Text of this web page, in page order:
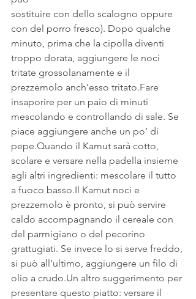
sostituire con dello scalogno oppure
con del porro fresco). Dopo qualche
minuto, prima che la cipolla diventi
troppo dorata, aggiungere le noci
tritate grossolanamente e il
prezzemolo anch’esso tritato.Fare
insaporire per un paio di minuti
mescolando e controllando di sale. Se
piace aggiungere anche un po’ di
pepe.Quando il Kamut sarà cotto,
scolare e versare nella padella insieme
agli altri ingredienti: mescolare il tutto
a fuoco basso.Il Kamut noci e
prezzemolo è pronto, si può servire
caldo accompagnando il cereale con
del parmigiano o del pecorino
grattugiati. Se invece lo si serve freddo,
si può all’ultimo, aggiungere un filo di
olio a crudo.Un altro suggerimento per
presentare questo piatto: versare il